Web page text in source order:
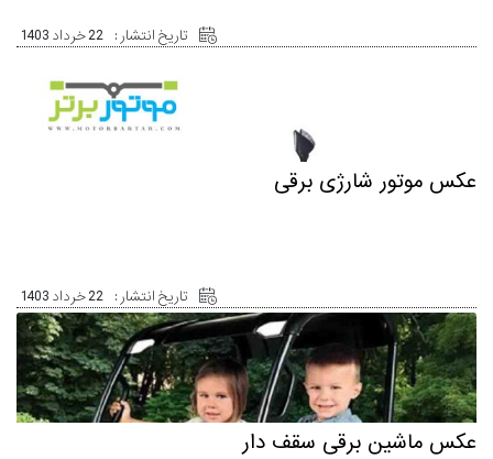
تاریخ انتشار : 22 خرداد 1403
عکس موتور شارژی برقی
تاریخ انتشار : 22 خرداد 1403
عکس ماشین برقی سقف دار